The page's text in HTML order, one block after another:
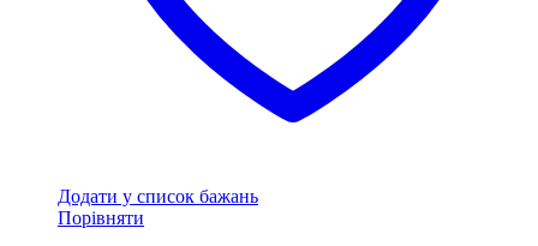
Додати у список бажань
Порівняти